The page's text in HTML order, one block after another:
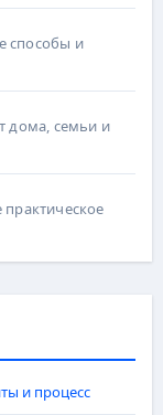
способы и
дома, семьи и
и процесс